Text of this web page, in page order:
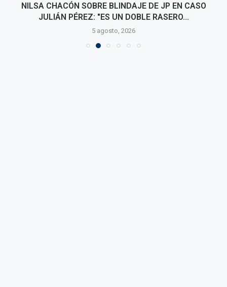
NILSA CHACÓN SOBRE BLINDAJE DE JP EN CASO
JULIÁN PÉREZ: "ES UN DOBLE RASERO...
5 agosto, 2026